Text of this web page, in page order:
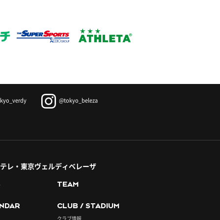
@tokyo_beleza
レ・東京ヴェルディベレーザ
TEAM
CLUB / STADIUM
クラブ情報